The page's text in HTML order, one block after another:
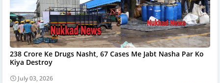
238 Crore Ke Drugs Nasht, 67 Cases Me Jabt Nasha Par Ko
Kiya Destroy
July 03, 2026